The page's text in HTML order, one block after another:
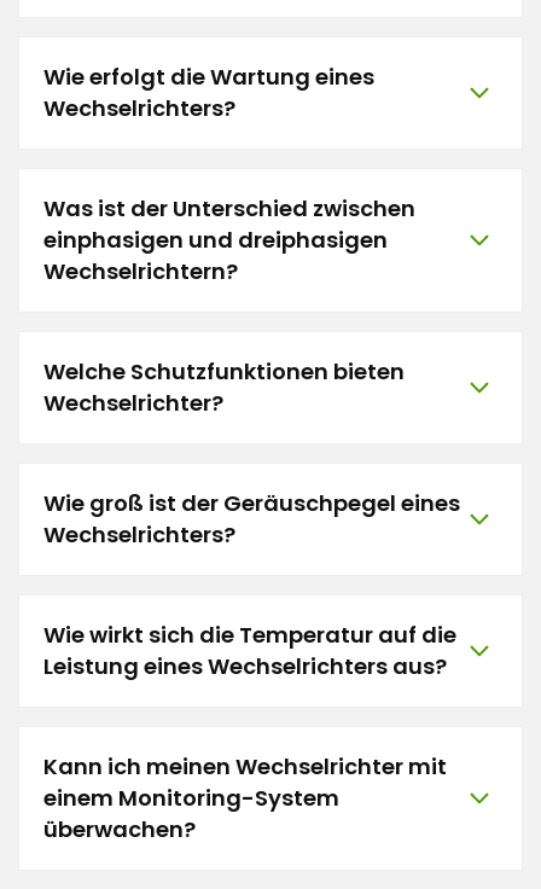
Wie erfolgt die Wartung eines
Wechselrichters?
Was ist der Unterschied zwischen
einphasigen und dreiphasigen
Wechselrichtern?
Welche Schutzfunktionen bieten
Wechselrichter?
Wie groß ist der Geräuschpegel eines
Wechselrichters?
Wie wirkt sich die Temperatur auf die
Leistung eines Wechselrichters aus?
Kann ich meinen Wechselrichter mit
einem Monitoring-System
überwachen?